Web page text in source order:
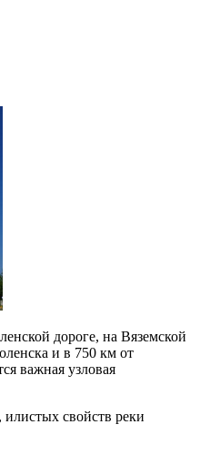
дороге, на Вяземской
и в 750 км от
важная узловая
илистых свойств реки